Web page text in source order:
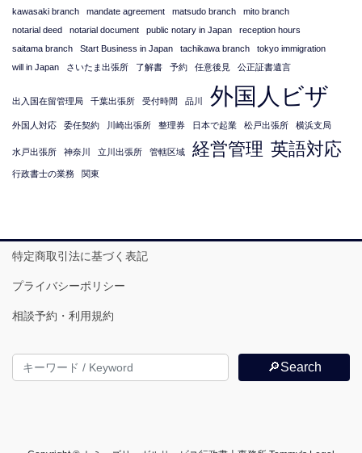
kawasaki branch
mandate agreement matsudo branch
mito branch
notarial deed
notarial document public notary in Japan
reception hours
saitama branch
Start Business in Japan tachikawa branch
tokyo immigration
will in Japan
さいたま出張所 了解書 予約 任意後見 公正証書遺言
出入国在留管理局 千葉出張所 受付時間 品川 外国人ビザ
外国人対応 委任契約 川崎出張所 整理券 日本で起業 松戸出張所 横浜支局
水戸出張所 神奈川 立川出張所 管轄区域 経営管理 英語対応
行政書士の業務 関東
特定商取引法に基づく表記
プライバシーポリシー
相談予約・利用規約
🔎Search